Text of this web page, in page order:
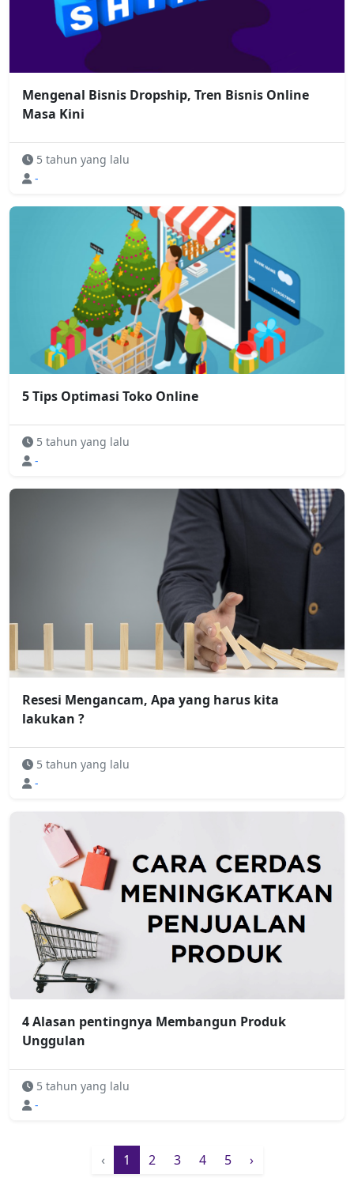
Mengenal Bisnis Dropship, Tren Bisnis Online
Masa Kini
5 tahun yang lalu
-
5 Tips Optimasi Toko Online
5 tahun yang lalu
-
Resesi Mengancam, Apa yang harus kita
lakukan ?
5 tahun yang lalu
-
4 Alasan pentingnya Membangun Produk
Unggulan
5 tahun yang lalu
-
‹ 1 2 3 4 5 ›